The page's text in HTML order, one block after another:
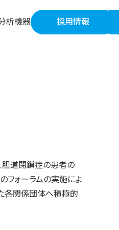
析機器 採用情報
胆道閉鎖症の患者の
フォーラムの実施によ
各関係団体へ積極的